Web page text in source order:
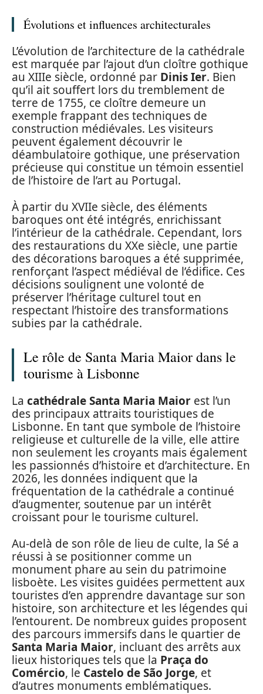
Évolutions et influences architecturales
L’évolution de l’architecture de la cathédrale
est marquée par l’ajout d’un cloître gothique
au XIIIe siècle, ordonné par Dinis Ier. Bien
qu’il ait souffert lors du tremblement de
terre de 1755, ce cloître demeure un
exemple frappant des techniques de
construction médiévales. Les visiteurs
peuvent également découvrir le
déambulatoire gothique, une préservation
précieuse qui constitue un témoin essentiel
de l’histoire de l’art au Portugal.
À partir du XVIIe siècle, des éléments
baroques ont été intégrés, enrichissant
l’intérieur de la cathédrale. Cependant, lors
des restaurations du XXe siècle, une partie
des décorations baroques a été supprimée,
renforçant l’aspect médiéval de l’édifice. Ces
décisions soulignent une volonté de
préserver l’héritage culturel tout en
respectant l’histoire des transformations
subies par la cathédrale.
Le rôle de Santa Maria Maior dans le
tourisme à Lisbonne
La cathédrale Santa Maria Maior est l’un
des principaux attraits touristiques de
Lisbonne. En tant que symbole de l’histoire
religieuse et culturelle de la ville, elle attire
non seulement les croyants mais également
les passionnés d’histoire et d’architecture. En
2026, les données indiquent que la
fréquentation de la cathédrale a continué
d’augmenter, soutenue par un intérêt
croissant pour le tourisme culturel.
Au-delà de son rôle de lieu de culte, la Sé a
réussi à se positionner comme un
monument phare au sein du patrimoine
lisboète. Les visites guidées permettent aux
touristes d’en apprendre davantage sur son
histoire, son architecture et les légendes qui
l’entourent. De nombreux guides proposent
des parcours immersifs dans le quartier de
Santa Maria Maior, incluant des arrêts aux
lieux historiques tels que la Praça do
Comércio, le Castelo de São Jorge, et
d’autres monuments emblématiques.